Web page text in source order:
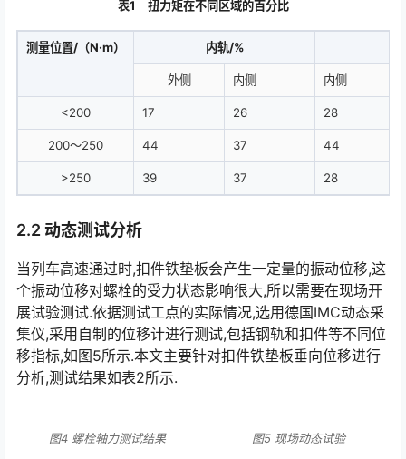
表1 扭力矩在不同区域的百分比
测量位置/（N·m） 内轨/%
外侧 内侧 内侧
<200 17 26 28
200～250 44 37 44
>250 39 37 28
2.2 动态测试分析
当列车高速通过时,扣件铁垫板会产生一定量的振动位移,这
个振动位移对螺栓的受力状态影响很大,所以需要在现场开
展试验测试.依据测试工点的实际情况,选用德国IMC动态采
集仪,采用自制的位移计进行测试,包括钢轨和扣件等不同位
移指标,如图5所示.本文主要针对扣件铁垫板垂向位移进行
分析,测试结果如表2所示.󠅅󠅃󠄵󠅂󠄪󠇖󠆨󠆨󠇕󠆞󠆒󠅬󠇘󠆭󠆘󠇙󠆝󠅵󠇗󠆭󠆁󠄐󠇗󠅹󠅸󠇖󠆍󠅳󠇖󠅹󠅰󠇖󠆌󠅹
图4 螺栓轴力测试结果 图5 现场动态试验